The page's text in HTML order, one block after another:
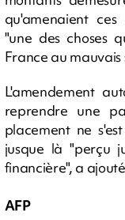
qu'amenaient
"une des choses
France au mauvais
L'amendement
reprendre une
placement ne
jusque là "perçu
financière", a
AFP